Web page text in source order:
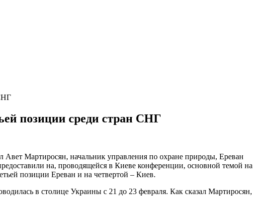
позиции среди стран СНГ
Авет Мартиросян, начальник управления по охране природы, Ереван
на, проводящейся в Киеве конференции, основной темой на
позиции Ереван и на четвертой – Киев.
в столице Украины с 21 до 23 февраля. Как сказал Мартиросян,